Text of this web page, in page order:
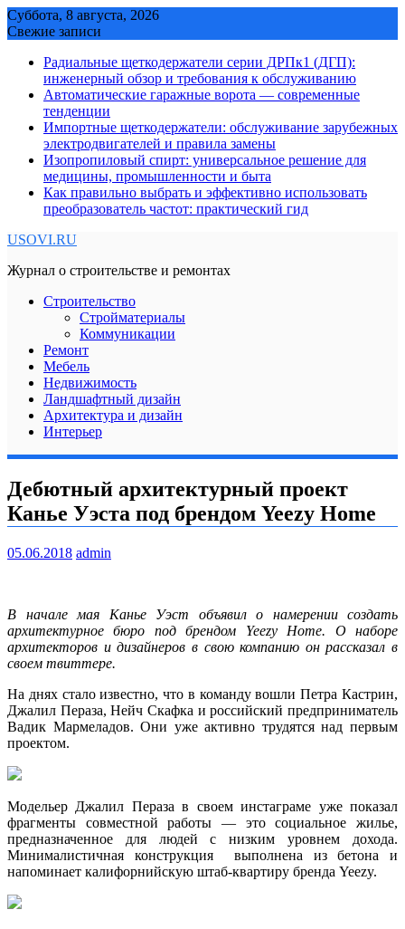
Skip
to
Суббота, 8 августа, 2026
Свежие записи
Радиальные щеткодержатели серии ДРПк1 (ДГП):
инженерный обзор и требования к обслуживанию
Автоматические гаражные ворота — современные
тенденции
Импортные щеткодержатели: обслуживание зарубежных
электродвигателей и правила замены
Изопропиловый спирт: универсальное решение для
медицины, промышленности и быта
Как правильно выбрать и эффективно использовать
преобразователь частот: практический гид
USOVI.RU
Журнал о строительстве и ремонтах
Строительство
Стройматериалы
Коммуникации
Ремонт
Мебель
Недвижимость
Ландшафтный дизайн
Архитектура и дизайн
Интерьер
Дебютный архитектурный проект
Канье Уэста под брендом Yeezy Home
05.06.2018 admin
В начале мая Канье Уэст объявил о намерении создать
архитектурное бюро под брендом Yeezy Home. О наборе
архитекторов и дизайнеров в свою компанию он рассказал в
своем твиттере.
На днях стало известно, что в команду вошли Петра Кастрин,
Джалил Пераза, Нейч Скафка ироссийский предприниматель
Вадик Мармеладов. Они уже активно трудятся над первым
проектом.
Модельер Джалил Пераза в своем инстаграме уже показал
фрагменты совместной работы — это социальное жилье,
предназначенное для людей с низким уровнем дохода.
Минималистичная конструкция выполнена из бетона и
напоминает калифорнийскую штаб-квартиру бренда Yeezy.